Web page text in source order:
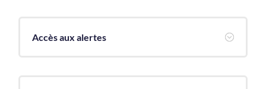
;
Accès aux alertes